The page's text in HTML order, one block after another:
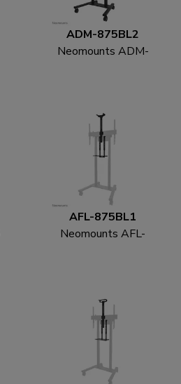
ADM-875BL2
Neomounts ADM-
AFL-875BL1
Neomounts AFL-